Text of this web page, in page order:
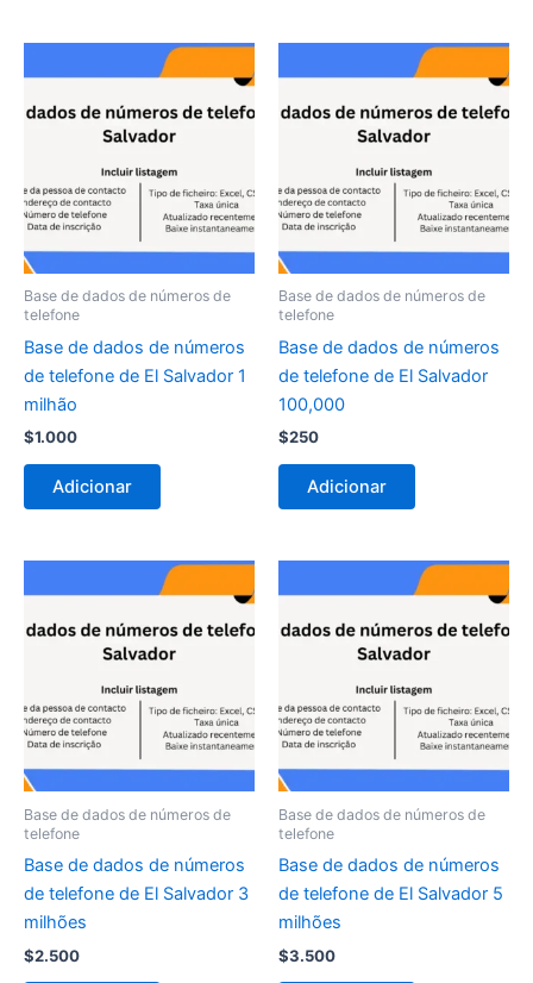
Base de dados de números de
telefone
Base de dados de números
de telefone de El Salvador 1
milhão
$1.000
Adicionar
Base de dados de números de
telefone
Base de dados de números
de telefone de El Salvador
100,000
$250
Adicionar
Base de dados de números de
telefone
Base de dados de números
de telefone de El Salvador 3
milhões
$2.500
Base de dados de números de
telefone
Base de dados de números
de telefone de El Salvador 5
milhões
$3.500